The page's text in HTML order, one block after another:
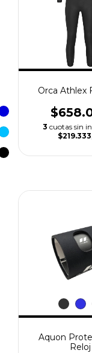
Orca Athlex
3 cuotas sin
Aquon
Reloj